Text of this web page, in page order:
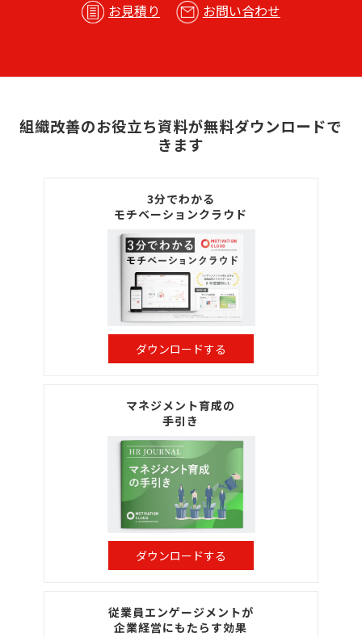
お見積り お問い合わせ
組織改善のお役立ち資料が無料ダウンロードで
きます
3分でわかる
モチベーションクラウド
ダウンロードする
マネジメント育成の
手引き
ダウンロードする
従業員エンゲージメントが
企業経営にもたらす効果